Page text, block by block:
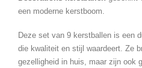
een moderne kerstboom.
Deze set van 9 kerstballen is een
die kwaliteit en stijl waardeert. Ze
gezelligheid in huis, maar zijn ook